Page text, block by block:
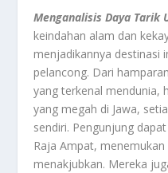
Menganalisis Daya Tarik
keindahan alam dan
menjadikannya destinasi
pelancong. Dari
yang terkenal mendunia,
yang megah di Jawa,
sendiri. Pengunjung
Raja Ampat,
menakjubkan. Mereka